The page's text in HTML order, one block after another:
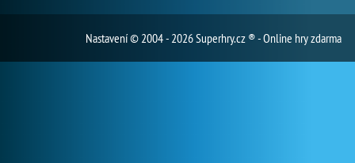
Nastavení© 2004 - 2026 Superhry.cz ® - Online hry zdarma